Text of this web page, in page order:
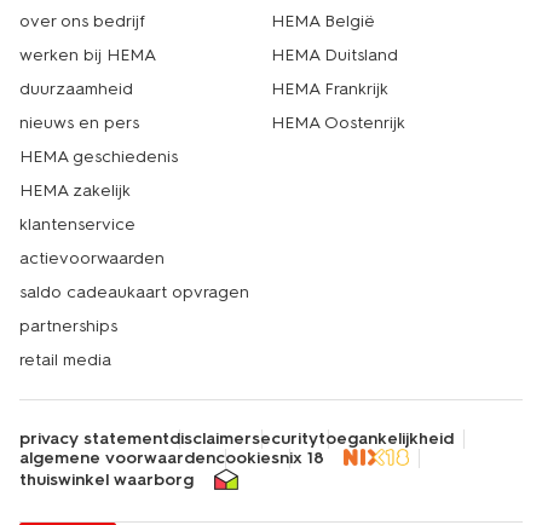
over ons bedrijf
werken bij HEMA
duurzaamheid
nieuws en pers
HEMA geschiedenis
HEMA zakelijk
klantenservice
actievoorwaarden
saldo cadeaukaart opvragen
partnerships
retail media
HEMA België
HEMA Duitsland
HEMA Frankrijk
HEMA Oostenrijk
privacy statementdisclaimersecuritytoegankelijkheid
algemene voorwaardencookiesnix 18
thuiswinkel waarborg